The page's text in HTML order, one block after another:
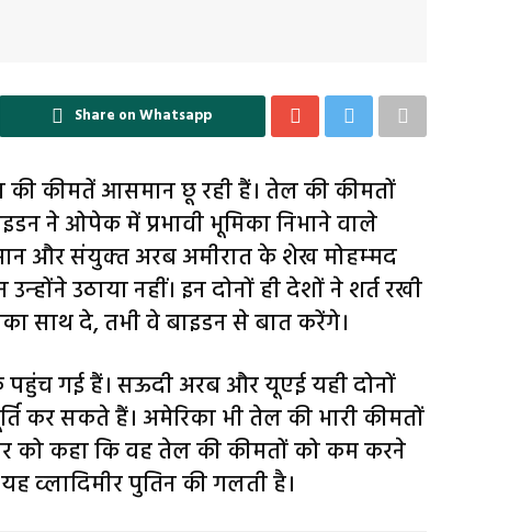
Share on Whatsapp
कीमतें आसमान छू रही हैं। तेल की कीमतों
ने ओपेक में प्रभावी भूमिका निभाने वाले
और संयुक्‍त अरब अमीरात के शेख मोहम्‍मद
उठाया नहीं। इन दोनों ही देशों ने शर्त रखी
साथ दे, तभी वे बाइडन से बात करेंगे।
पहुंच गई हैं। सऊदी अरब और यूएई यही दोनों
कर सकते हैं। अमेरिका भी तेल की भारी कीमतों
को कहा कि वह तेल की कीमतों को कम करने
व्‍लादिमीर पुतिन की गलती है।